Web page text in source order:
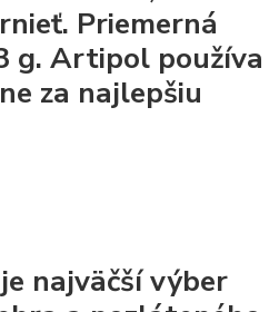
Priemerná
g. Artipol používa
za najlepšiu
najväčší výber